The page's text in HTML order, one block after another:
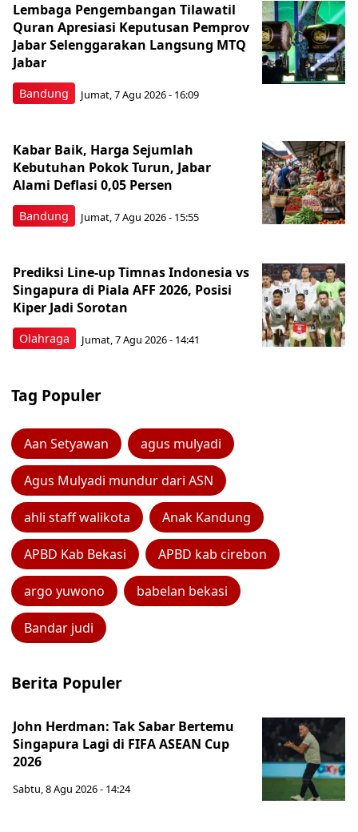
Bandung
Lembaga Pengembangan Tilawatil
Quran Apresiasi Keputusan Pemprov
Jabar Selenggarakan Langsung MTQ
Jabar
Jumat, 7 Agu 2026 - 16:09
Bandung
Kabar Baik, Harga Sejumlah
Kebutuhan Pokok Turun, Jabar
Alami Deflasi 0,05 Persen
Jumat, 7 Agu 2026 - 15:55
Olahraga
Prediksi Line-up Timnas Indonesia vs
Singapura di Piala AFF 2026, Posisi
Kiper Jadi Sorotan
Jumat, 7 Agu 2026 - 14:41
Tag Populer
Aan Setyawan agus mulyadi
Agus Mulyadi mundur dari ASN
ahli staff walikota Anak Kandung
APBD Kab Bekasi APBD kab cirebon
argo yuwono babelan bekasi
Bandar judi
Berita Populer
John Herdman: Tak Sabar Bertemu
Singapura Lagi di FIFA ASEAN Cup
2026
Sabtu, 8 Agu 2026 - 14:24